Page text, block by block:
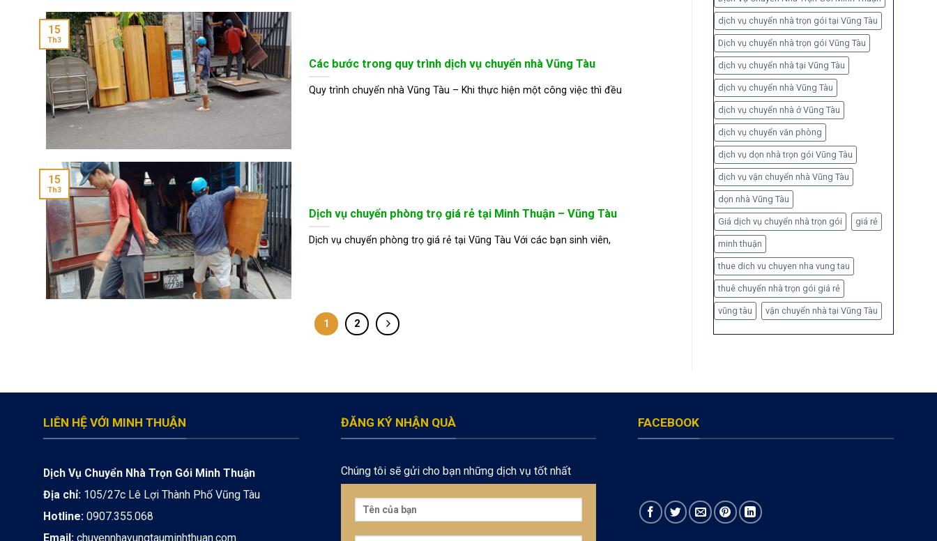
Các bước trong quy trình dịch vụ chuyển nhà Vũng Tàu
Quy trình chuyển nhà Vũng Tàu – Khi thực hiện một công việc thì đều
15
Th3
Dịch vụ chuyển phòng trọ giá rẻ tại Minh Thuận – Vũng Tàu
Dịch vụ chuyển phòng trọ giá rẻ tại Vũng Tàu Với các bạn sinh viên,
15
Th3
1 2
dịch vụ chuyển nhà trọn gói tại Vũng Tàu
Dịch vụ chuyển nhà trọn gói Vũng Tàu
dịch vụ chuyển nhà tại Vũng Tàu
dịch vụ chuyển nhà Vũng Tàu
dịch vụ chuyển nhà ở Vũng Tàu
dịch vụ chuyển văn phòng
dịch vụ dọn nhà trọn gói Vũng Tàu
dịch vụ vận chuyển nhà Vũng Tàu
dọn nhà Vũng Tàu
Giá dịch vụ chuyển nhà trọn gói giá rẻ
minh thuận
thue dich vu chuyen nha vung tau
thuê chuyển nhà trọn gói giá rẻ
vũng tàu vận chuyển nhà tại Vũng Tàu
LIÊN HỆ VỚI MINH THUẬN
Dịch Vụ Chuyển Nhà Trọn Gói Minh Thuận
Địa chỉ: 105/27c Lê Lợi Thành Phố Vũng Tàu
Hotline: 0907.355.068
Email: chuyennhavungtauminhthuan.com
ĐĂNG KÝ NHẬN QUÀ
Chúng tôi sẽ gửi cho bạn những dịch vụ tốt nhất
FACEBOOK